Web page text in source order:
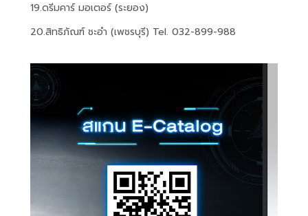
19.ดรีมคาร์ มอเตอร์ (ระยอง)
20.สิทธิภัณฑ์ ชะอำ (เพชรบุรี) Tel. 032-899-988